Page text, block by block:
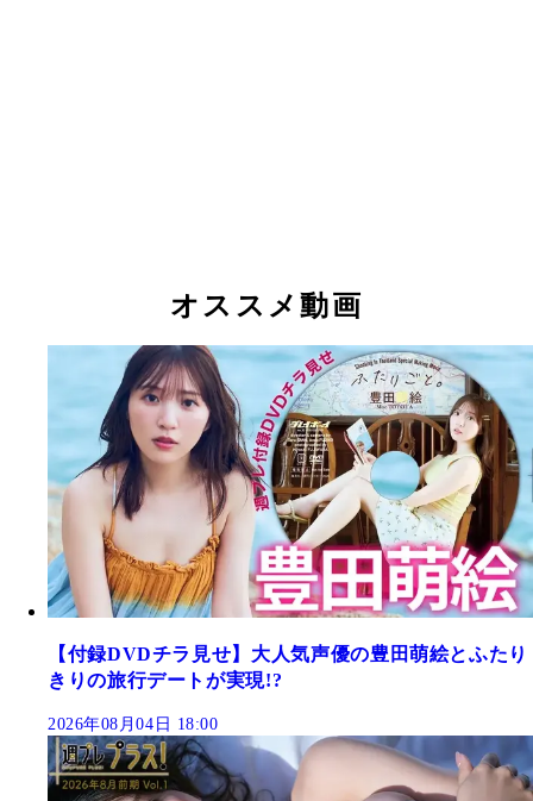
オススメ動画
【付録DVDチラ見せ】大人気声優の豊田萌絵とふたり
きりの旅行デートが実現!?
2026年08月04日 18:00